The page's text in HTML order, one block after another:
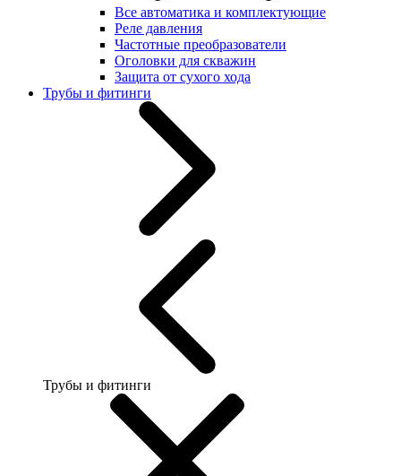
Все автоматика и комплектующие
Реле давления
Частотные преобразователи
Оголовки для скважин
Защита от сухого хода
Трубы и фитинги
Трубы и фитинги